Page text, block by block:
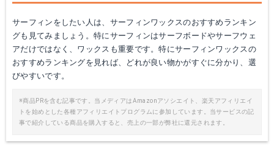
サーフィンをしたい人は、サーフィンワックスのおすすめランキン
グも見てみましょう。特にサーフィンはサーフボードやサーフウェ
アだけではなく、ワックスも重要です。特にサーフィンワックスの
おすすめランキングを見れば、どれが良い物かがすぐに分かり、選
びやすいです。
※商品PRを含む記事です。当メディアはAmazonアソシエイト、楽天アフィリエイ
トを始めとした各種アフィリエイトプログラムに参加しています。当サービスの記
事で紹介している商品を購入すると、売上の一部が弊社に還元されます。
,セックスワックス｜ワックスコンテナ
Amazonで詳細を見る
楽天で詳細を見る
グリーンフィックス｜ ワックス
楽天で詳細を見る